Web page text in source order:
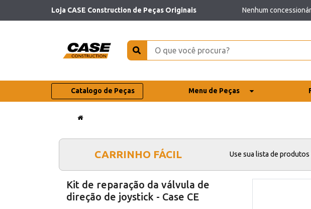
Loja CASE Construction de Peças Originais Nenhum
Catalogo de Peças Menu de Peças
CARRINHO FÁCIL Use sua lista de produtos
Kit de reparação da válvula de
direção de joystick - Case CE